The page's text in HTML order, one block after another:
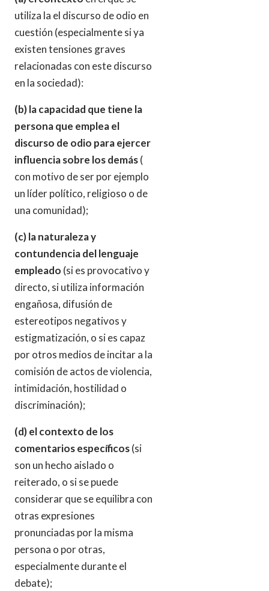
utiliza la el discurso de odio en
cuestión (especialmente si ya
existen tensiones graves
relacionadas con este discurso
en la sociedad):
(b) la capacidad que tiene la
persona que emplea el
discurso de odio para ejercer
influencia sobre los demás(
con motivo de ser por ejemplo
un líder político, religioso o de
una comunidad);
(c) la naturaleza y
contundencia del lenguaje
empleado (si es provocativo y
directo, si utiliza información
engañosa, difusión de
estereotipos negativos y
estigmatización, o si es capaz
por otros medios de incitar a la
comisión de actos de violencia,
intimidación, hostilidad o
discriminación);
(d) el contexto de los
comentarios específicos(si
son un hecho aislado o
reiterado, o si se puede
considerar que se equilibra con
otras expresiones
pronunciadas por la misma
persona o por otras,
especialmente durante el
debate);